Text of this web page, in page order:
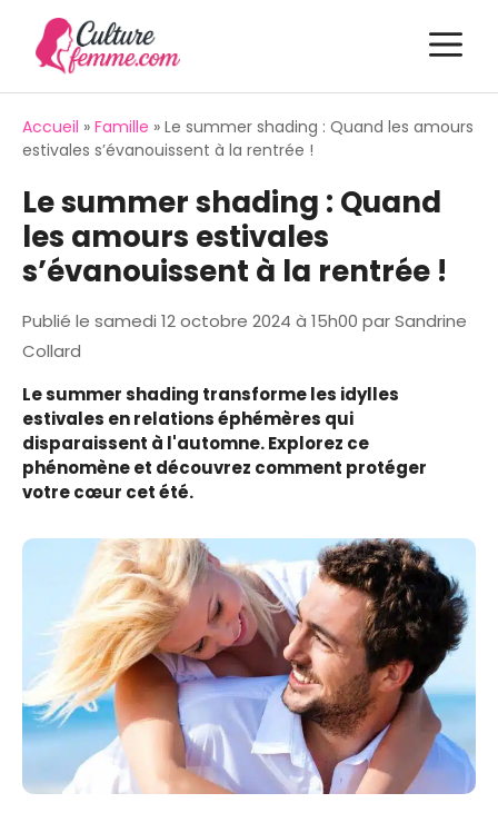
contenu
Accueil » Famille » Le summer shading : Quand les amours
estivales s’évanouissent à la rentrée !
Le summer shading : Quand
les amours estivales
s’évanouissent à la rentrée !
Publié le samedi 12 octobre 2024 à 15h00 parSandrine
Collard
Le summer shading transforme les idylles
estivales en relations éphémères qui
disparaissent à l'automne. Explorez ce
phénomène et découvrez comment protéger
votre cœur cet été.